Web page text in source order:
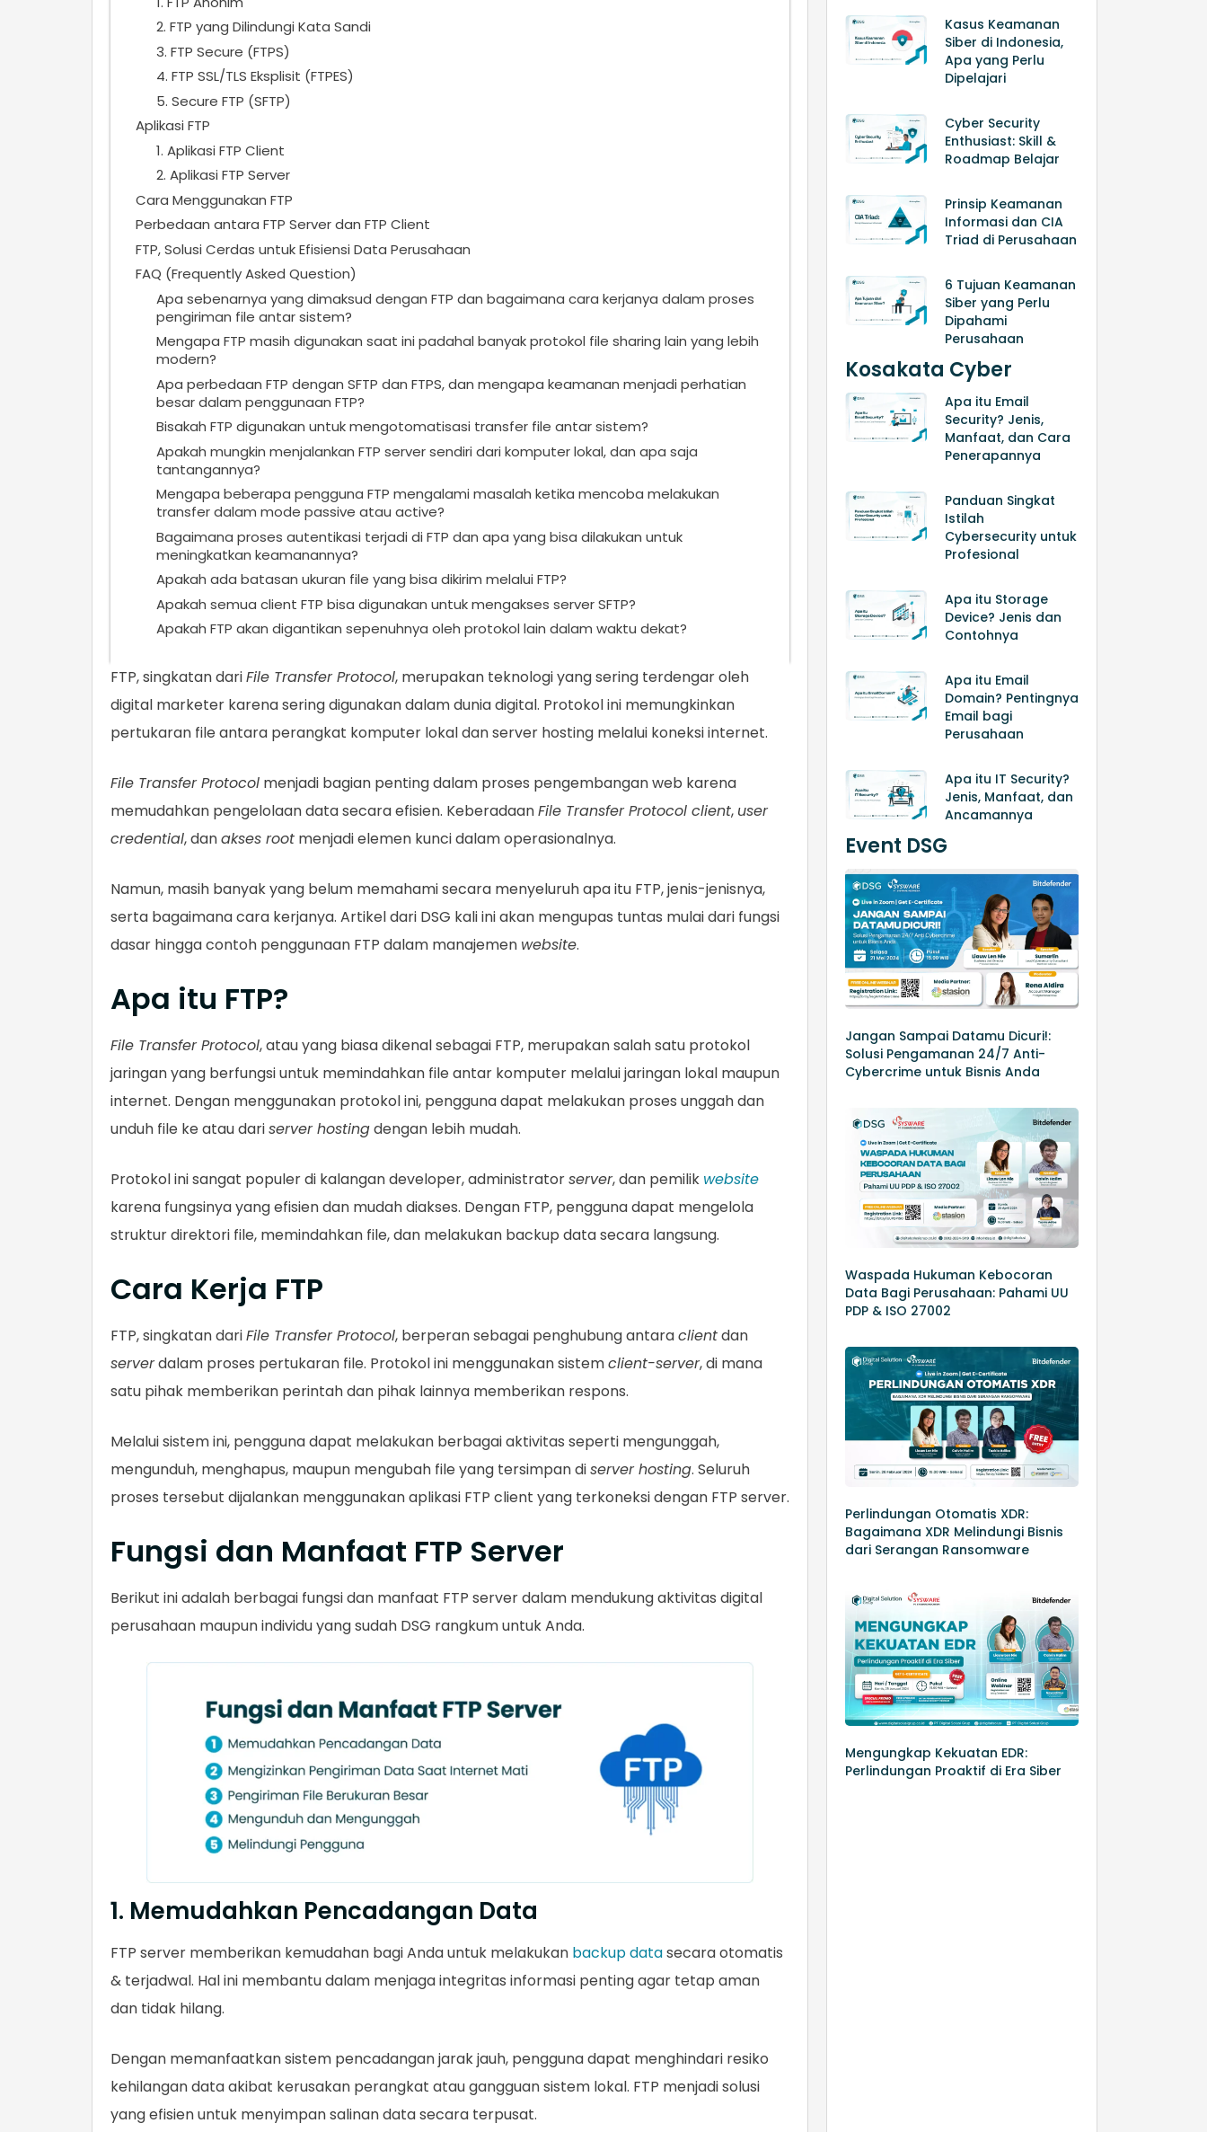
2. FTP yang Dilindungi Kata Sandi
3. FTP Secure (FTPS)
4. FTP SSL/TLS Eksplisit (FTPES)
5. Secure FTP (SFTP)
Aplikasi FTP
1. Aplikasi FTP Client
2. Aplikasi FTP Server
Cara Menggunakan FTP
Perbedaan antara FTP Server dan FTP Client
FTP, Solusi Cerdas untuk Efisiensi Data Perusahaan
FAQ (Frequently Asked Question)
Apa sebenarnya yang dimaksud dengan FTP dan bagaimana cara kerjanya dalam proses
pengiriman file antar sistem?
Mengapa FTP masih digunakan saat ini padahal banyak protokol file sharing lain yang lebih
modern?
Apa perbedaan FTP dengan SFTP dan FTPS, dan mengapa keamanan menjadi perhatian
besar dalam penggunaan FTP?
Bisakah FTP digunakan untuk mengotomatisasi transfer file antar sistem?
Apakah mungkin menjalankan FTP server sendiri dari komputer lokal, dan apa saja
tantangannya?
Mengapa beberapa pengguna FTP mengalami masalah ketika mencoba melakukan
transfer dalam mode passive atau active?
Bagaimana proses autentikasi terjadi di FTP dan apa yang bisa dilakukan untuk
meningkatkan keamanannya?
Apakah ada batasan ukuran file yang bisa dikirim melalui FTP?
Apakah semua client FTP bisa digunakan untuk mengakses server SFTP?
Apakah FTP akan digantikan sepenuhnya oleh protokol lain dalam waktu dekat?
FTP, singkatan dariFile Transfer Protocol, merupakan teknologi yang sering terdengar oleh
digital marketer karena sering digunakan dalam dunia digital. Protokol ini memungkinkan
pertukaran file antara perangkat komputer lokal dan server hosting melalui koneksi internet.
File Transfer Protocol menjadi bagian penting dalam proses pengembangan web karena
memudahkan pengelolaan data secara efisien. KeberadaanFile Transfer Protocol client, user
credential, danakses root menjadi elemen kunci dalam operasionalnya.
Namun, masih banyak yang belum memahami secara menyeluruh apa itu FTP, jenis-jenisnya,
serta bagaimana cara kerjanya. Artikel dari DSG kali ini akan mengupas tuntas mulai dari fungsi
dasar hingga contoh penggunaan FTP dalam manajemen website.
Apa itu FTP?
File Transfer Protocol, atau yang biasa dikenal sebagai FTP, merupakan salah satu protokol
jaringan yang berfungsi untuk memindahkan file antar komputer melalui jaringan lokal maupun
internet. Dengan menggunakan protokol ini, pengguna dapat melakukan proses unggah dan
unduh file ke atau dariserver hostingdengan lebih mudah.
Protokol ini sangat populer di kalangan developer, administratorserver, dan pemilik website
karena fungsinya yang efisien dan mudah diakses. Dengan FTP, pengguna dapat mengelola
struktur direktori file, memindahkan file, dan melakukan backup data secara langsung.
Cara Kerja FTP
FTP, singkatan dariFile Transfer Protocol, berperan sebagai penghubung antaraclientdan
serverdalam proses pertukaran file. Protokol ini menggunakan sistemclient-server, di mana
satu pihak memberikan perintah dan pihak lainnya memberikan respons.
Melalui sistem ini, pengguna dapat melakukan berbagai aktivitas seperti mengunggah,
mengunduh, menghapus, maupun mengubah file yang tersimpan diserver hosting. Seluruh
proses tersebut dijalankan menggunakan aplikasi FTP client yang terkoneksi dengan FTP server.
Fungsi dan Manfaat FTP Server
Berikut ini adalah berbagai fungsi dan manfaat FTP server dalam mendukung aktivitas digital
perusahaan maupun individu yang sudah DSG rangkum untuk Anda.
1. Memudahkan Pencadangan Data
FTP server memberikan kemudahan bagi Anda untuk melakukan backup datasecara otomatis
& terjadwal. Hal ini membantu dalam menjaga integritas informasi penting agar tetap aman
dan tidak hilang.
Dengan memanfaatkan sistem pencadangan jarak jauh, pengguna dapat menghindari resiko
kehilangan data akibat kerusakan perangkat atau gangguan sistem lokal. FTP menjadi solusi
yang efisien untuk menyimpan salinan data secara terpusat.
Kasus Keamanan
Siber di Indonesia,
Apa yang Perlu
Dipelajari
Cyber Security
Enthusiast: Skill &
Roadmap Belajar
Prinsip Keamanan
Informasi dan CIA
Triad di Perusahaan
6 Tujuan Keamanan
Siber yang Perlu
Dipahami
Perusahaan
Kosakata Cyber
Apa itu Email
Security? Jenis,
Manfaat, dan Cara
Penerapannya
Panduan Singkat
Istilah
Cybersecurity untuk
Profesional
Apa itu Storage
Device? Jenis dan
Contohnya
Apa itu Email
Domain? Pentingnya
Email bagi
Perusahaan
Apa itu IT Security?
Jenis, Manfaat, dan
Ancamannya
Event DSG
Jangan Sampai Datamu Dicuri!:
Solusi Pengamanan 24/7 Anti-
Cybercrime untuk Bisnis Anda
Waspada Hukuman Kebocoran
Data Bagi Perusahaan: Pahami UU
PDP & ISO 27002
Perlindungan Otomatis XDR:
Bagaimana XDR Melindungi Bisnis
dari Serangan Ransomware
Mengungkap Kekuatan EDR:
Perlindungan Proaktif di Era Siber